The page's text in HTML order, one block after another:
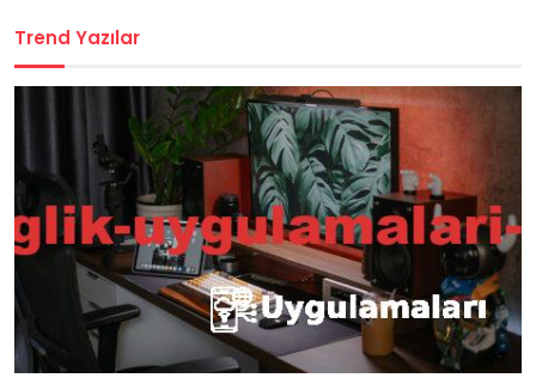
Trend Yazılar